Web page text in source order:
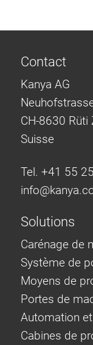
Contact
Kanya AG
CH-8630 Rüti
Suisse
Tel. +41 55
info@
Solutions
Carénage de
Système de
Moyens de
Portes de
Automation
Cabines de